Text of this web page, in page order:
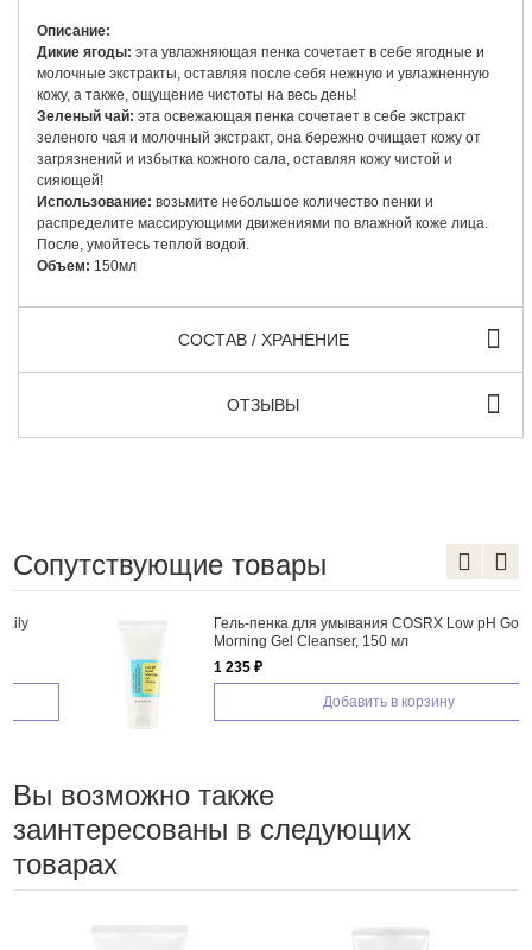
Описание:
Дикие ягоды: эта увлажняющая пенка сочетает в себе ягодные и
молочные экстракты, оставляя после себя нежную и увлажненную
кожу, а также, ощущение чистоты на весь день!
Зеленый чай: эта освежающая пенка сочетает в себе экстракт
зеленого чая и молочный экстракт, она бережно очищает кожу от
загрязнений и избытка кожного сала, оставляя кожу чистой и
сияющей!
Использование: возьмите небольшое количество пенки и
распределите массирующими движениями по влажной коже лица.
После, умойтесь теплой водой.
Объем: 150мл
СОСТАВ / ХРАНЕНИЕ
ОТЗЫВЫ
Сопутствующие товары
Гель-пенка для умывания COSRX Low pH Good
Morning Gel Cleanser, 150 мл
1 235 ₽
Добавить в корзину
Вы возможно также
заинтересованы в следующих
товарах